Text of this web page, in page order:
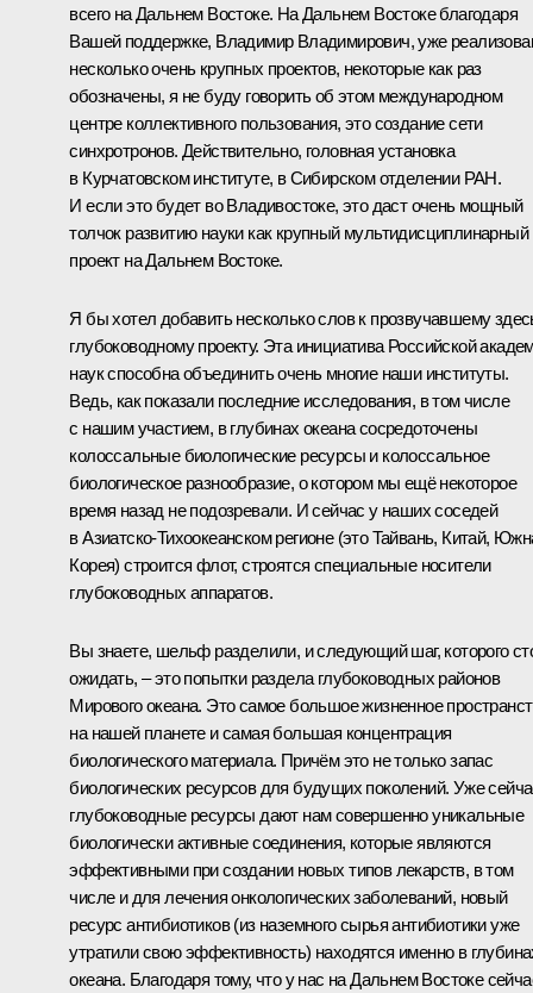
всего на Дальнем Востоке. На Дальнем Востоке благодаря
Вашей поддержке, Владимир Владимирович, уже
несколько очень крупных проектов, некоторые как раз
обозначены, я не буду говорить об этом международном
центре коллективного пользования, это создание сети
синхротронов. Действительно, головная установка
в Курчатовском институте, в Сибирском отделении РАН.
И если это будет во Владивостоке, это даст очень мощный
толчок развитию науки как крупный мультидисциплинарный
проект на Дальнем Востоке.
Я бы хотел добавить несколько слов к прозвучавшему
глубоководному проекту. Эта инициатива Российской
наук способна объединить очень многие наши институты.
Ведь, как показали последние исследования, в том числе
с нашим участием, в глубинах океана сосредоточены
колоссальные биологические ресурсы и колоссальное
биологическое разнообразие, о котором мы ещё некоторое
время назад не подозревали. И сейчас у наших соседей
в Азиатско-Тихоокеанском регионе (это Тайвань, Китай,
Корея) строится флот, строятся специальные носители
глубоководных аппаратов.
Вы знаете, шельф разделили, и следующий шаг, которого
ожидать, – это попытки раздела глубоководных районов
Мирового океана. Это самое большое жизненное
на нашей планете и самая большая концентрация
биологического материала. Причём это не только запас
биологических ресурсов для будущих поколений. Уже
глубоководные ресурсы дают нам совершенно уникальные
биологически активные соединения, которые являются
эффективными при создании новых типов лекарств, в том
числе и для лечения онкологических заболеваний, новый
ресурс антибиотиков (из наземного сырья антибиотики уже
утратили свою эффективность) находятся именно в
океана. Благодаря тому, что у нас на Дальнем Востоке